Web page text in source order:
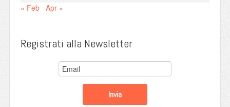
« Feb Apr »
Registrati alla Newsletter